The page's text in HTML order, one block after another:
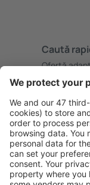
Caută
Ofertă
Planifică
Rezervare
Prețuri
conectați.